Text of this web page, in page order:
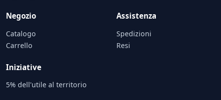
Negozio
Catalogo
Carrello
Assistenza
Spedizioni
Resi
Iniziative
5% dell'utile al territorio